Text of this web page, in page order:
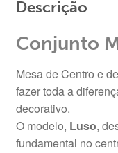
Descrição
Conjunto
Mesa de Centro e
fazer toda a
decorativo.
O modelo, Luso,
fundamental no